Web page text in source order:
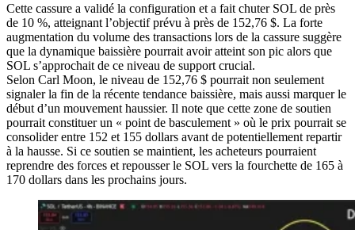
Cette cassure a validé la configuration et a fait chuter SOL de près
de 10 %, atteignant l’objectif prévu à près de 152,76 $. La forte
augmentation du volume des transactions lors de la cassure suggère
que la dynamique baissière pourrait avoir atteint son pic alors que
SOL s’approchait de ce niveau de support crucial.
Selon Carl Moon, le niveau de 152,76 $ pourrait non seulement
signaler la fin de la récente tendance baissière, mais aussi marquer le
début d’un mouvement haussier. Il note que cette zone de soutien
pourrait constituer un « point de basculement » où le prix pourrait se
consolider entre 152 et 155 dollars avant de potentiellement repartir
à la hausse. Si ce soutien se maintient, les acheteurs pourraient
reprendre des forces et repousser le SOL vers la fourchette de 165 à
170 dollars dans les prochains jours.